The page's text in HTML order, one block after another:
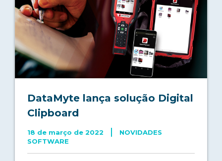
DataMyte lança solução Digital
Clipboard
18 de março de 2022
NOVIDADES
SOFTWARE